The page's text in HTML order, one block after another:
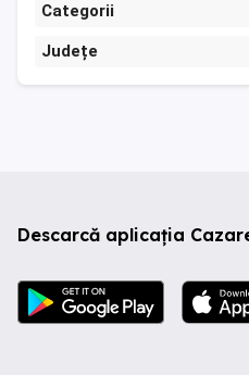
Categorii
Județe
Descarcă aplicația